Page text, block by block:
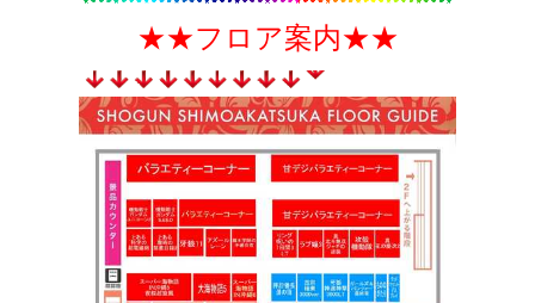
★★フロア案内★★